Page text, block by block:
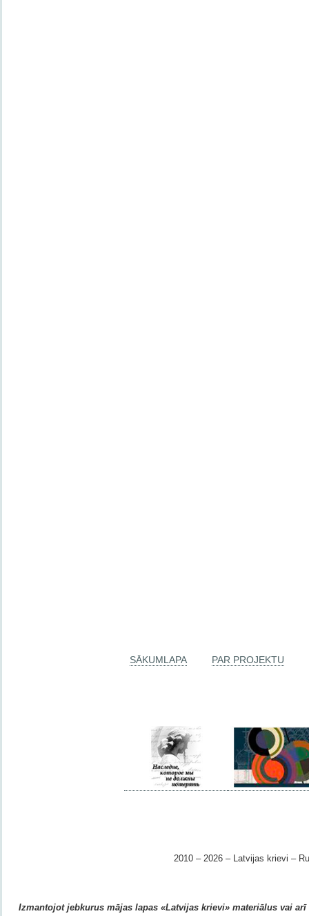
SĀKUMLAPA PAR PROJEKTU
2010 – 2026 – Latvijas krievi –
Izmantojot jebkurus mājas lapas «Latvijas krievi» materiālus vai